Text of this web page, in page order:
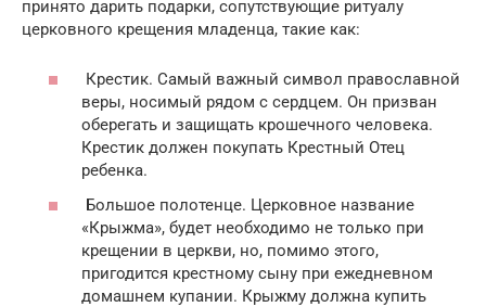
принято дарить подарки, сопутствующие ритуалу
церковного крещения младенца, такие как:
Крестик. Самый важный символ православной
веры, носимый рядом с сердцем. Он призван
оберегать и защищать крошечного человека.
Крестик должен покупать Крестный Отец
ребенка.
Большое полотенце. Церковное название
«Крыжма», будет необходимо не только при
крещении в церкви, но, помимо этого,
пригодится крестному сыну при ежедневном
домашнем купании. Крыжму должна купить